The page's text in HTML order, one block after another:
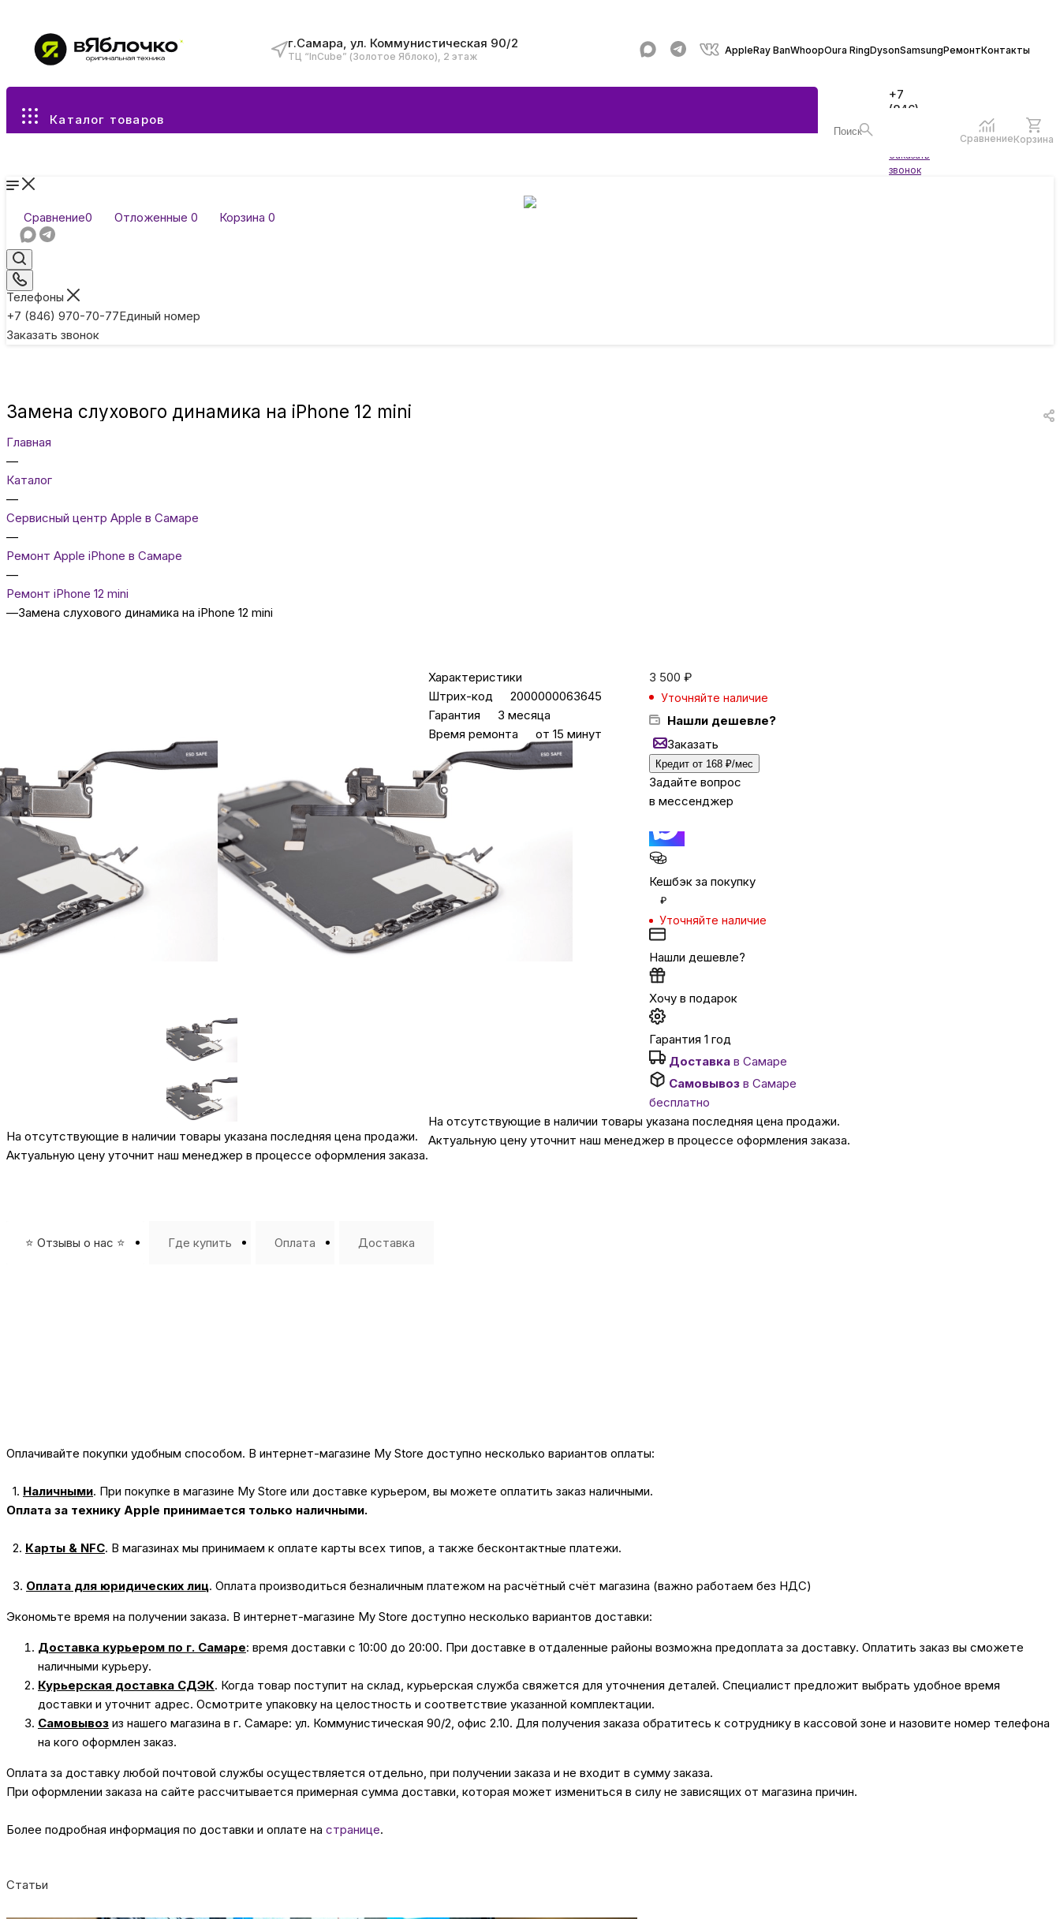
г.Самара, ул. Коммунистическая 90/2
ТЦ “InCube” (Золотое Яблоко), 2 этаж
AppleRay BanWhoopOura RingDysonSamsungРемонтКонтакты
Каталог товаров
+7
(846)
Заказать
звонок
СравнениеКорзина
Сравнение0 Отложенные 0 Корзина 0
Телефоны
+7 (846) 970-70-77Единый номер
Заказать звонок
Все разделы каталога
ТВ и проекторы
Бытовая техника
Красота и здоровье
Сумки и чемоданы
Для дома и дачи
Для домашних питомцев
Умный дом и безопасность
Автомобильные аксессуары
Сервисный центр Apple в Самаре
Замена слухового динамика на iPhone 12 mini
Главная
—
Каталог
—
Сервисный центр Apple в Самаре
—
Ремонт Apple iPhone в Самаре
—
Ремонт iPhone 12 mini
—Замена слухового динамика на iPhone 12 mini
На отсутствующие в наличии товары указана последняя цена продажи.
Актуальную цену уточнит наш менеджер в процессе оформления заказа.
Характеристики
Штрих-код
2000000063645
Гарантия
3 месяца
Время ремонта
от 15 минут
3 500 ₽
Уточняйте наличие
Нашли дешевле?
Заказать
Кредит от 168 ₽/мес
Задайте вопрос
в мессенджер
Кешбэк за покупку
₽
Уточняйте наличие
Нашли дешевле?
Хочу в подарок
Гарантия 1 год
Доставка в Самаре
Самовывоз в Самаре
бесплатно
На отсутствующие в наличии товары указана последняя цена продажи.
Актуальную цену уточнит наш менеджер в процессе оформления заказа.
⭐️ Отзывы о нас ⭐️ Где купить Оплата Доставка
Оплачивайте покупки удобным способом. В интернет-магазине My Store доступно несколько вариантов оплаты:
1. Наличными. При покупке в магазине My Store или доставке курьером, вы можете оплатить заказ наличными.
Оплата за технику Apple принимается только наличными.
2. Карты & NFC. В магазинах мы принимаем к оплате карты всех типов, а также бесконтактные платежи.
3. Оплата для юридических лиц. Оплата производиться безналичным платежом на расчётный счёт магазина (важно работаем без НДС)
Экономьте время на получении заказа. В интернет-магазине My Store доступно несколько вариантов доставки:
Доставка курьером по г. Самаре: время доставки с 10:00 до 20:00. При доставке в отдаленные районы возможна предоплата за доставку. Оплатить заказ вы сможете
наличными курьеру.
Курьерская доставка СДЭК. Когда товар поступит на склад, курьерская служба свяжется для уточнения деталей. Специалист предложит выбрать удобное время
доставки и уточнит адрес. Осмотрите упаковку на целостность и соответствие указанной комплектации.
Самовывоз из нашего магазина в г. Самаре: ул. Коммунистическая 90/2, офис 2.10. Для получения заказа обратитесь к сотруднику в кассовой зоне и назовите номер телефона
на кого оформлен заказ.
Оплата за доставку любой почтовой службы осуществляется отдельно, при получении заказа и не входит в сумму заказа.
При оформлении заказа на сайте рассчитывается примерная сумма доставки, которая может измениться в силу не зависящих от магазина причин.
Более подробная информация по доставки и оплате на странице.
Статьи